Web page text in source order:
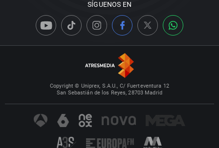
SÍGUENOS EN
Copyright © Uniprex, S.A.U., C/ Fuerteventura 12
San Sebastián de los Reyes, 28703 Madrid